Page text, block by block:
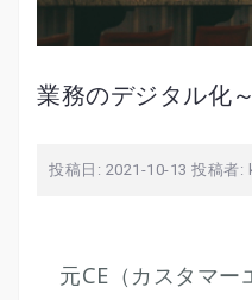
業務のデジタル化
投稿日: 2021-10-13 投稿者:
元CE（カスタマー